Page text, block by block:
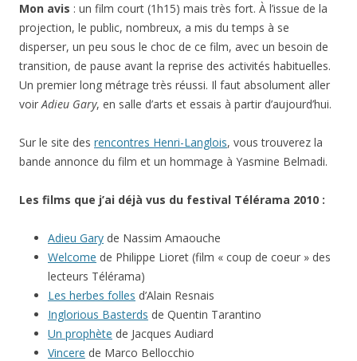
Mon avis : un film court (1h15) mais très fort. À l’issue de la
projection, le public, nombreux, a mis du temps à se
disperser, un peu sous le choc de ce film, avec un besoin de
transition, de pause avant la reprise des activités habituelles.
Un premier long métrage très réussi. Il faut absolument aller
voirAdieu Gary, en salle d’arts et essais à partir d’aujourd’hui.
Sur le site des rencontres Henri-Langlois, vous trouverez la
bande annonce du film et un hommage à Yasmine Belmadi.
Les films que j’ai déjà vus du festival Télérama 2010 :
Adieu Gary de Nassim Amaouche
Welcome de Philippe Lioret (film « coup de coeur » des
lecteurs Télérama)
Les herbes folles d’Alain Resnais
Inglorious Basterds de Quentin Tarantino
Un prophète de Jacques Audiard
Vincere de Marco Bellocchio